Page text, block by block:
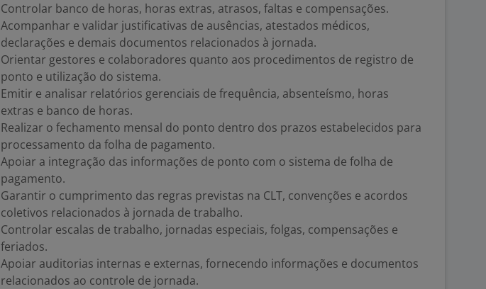
Controlar banco de horas, horas extras, atrasos, faltas e compensações.
Acompanhar e validar justificativas de ausências, atestados médicos,
declarações e demais documentos relacionados à jornada.
Orientar gestores e colaboradores quanto aos procedimentos de registro de
ponto e utilização do sistema.
Emitir e analisar relatórios gerenciais de frequência, absenteísmo, horas
extras e banco de horas.
Realizar o fechamento mensal do ponto dentro dos prazos estabelecidos para
processamento da folha de pagamento.
Apoiar a integração das informações de ponto com o sistema de folha de
pagamento.
Garantir o cumprimento das regras previstas na CLT, convenções e acordos
coletivos relacionados à jornada de trabalho.
Controlar escalas de trabalho, jornadas especiais, folgas, compensações e
feriados.
Apoiar auditorias internas e externas, fornecendo informações e documentos
relacionados ao controle de jornada.